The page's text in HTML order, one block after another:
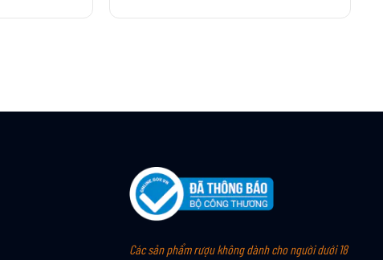
Các sản phẩm rượu không dành cho người dưới 18